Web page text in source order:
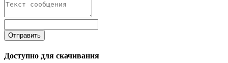
Отправить
Доступно для скачивания